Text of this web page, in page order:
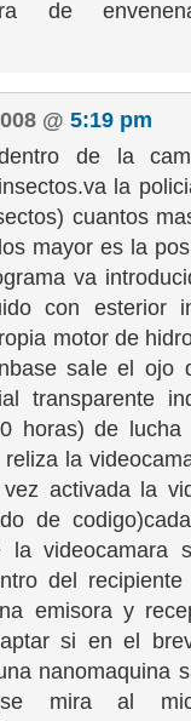
de
@ 5:19 pm
de la
la
cuantos
mayor es la
va
con esterior
motor de
sale el ojo
transparente
horas) de
la
vez activada la
de
la videocamara
del
emisora y
si en el
nanomaquina
mira al